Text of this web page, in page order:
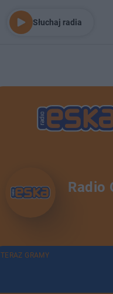
Słuchaj radia
Radio
TERAZ GRAMY